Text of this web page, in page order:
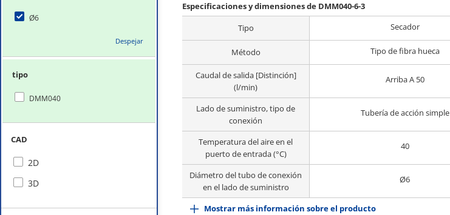
Ø6
Despejar
tipo
DMM040
CAD
2D
3D
Especificaciones y dimensiones de DMM040-6-3
Tipo
Secador
Método Tipo de fibra hueca
Caudal de salida [Distinción]
(l/min)
Arriba A 50
Lado de suministro, tipo de
conexión
Tubería de acción simple
Temperatura del aire en el
puerto de entrada (°C)
40
Diámetro del tubo de conexión
en el lado de suministro
Ø6
Mostrar más información sobre el producto